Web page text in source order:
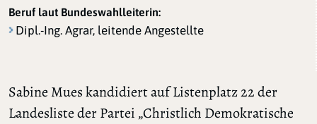
Beruf laut Bundeswahlleiterin:
Dipl.-Ing. Agrar, leitende Angestellte
Sabine Mues kandidiert auf Listenplatz 22 der
Landesliste der Partei „Christlich Demokratische